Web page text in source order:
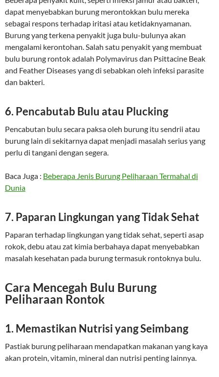
dapat menyebabkan burung merontokkan bulu mereka
sebagai respons terhadap iritasi atau ketidaknyamanan.
Burung yang terkena penyakit juga bulu-bulunya akan
mengalami kerontohan. Salah satu penyakit yang membuat
bulu burung rontok adalah Polymavirus dan Psittacine Beak
and Feather Diseases yang di sebabkan oleh infeksi parasite
dan bakteri.
6. Pencabutab Bulu atau Plucking
Pencabutan bulu secara paksa oleh burung itu sendrii atau
burung lain di sekitarnya dapat menjadi masalah serius yang
perlu di tangani dengan segera.
Baca Juga : Beberapa Jenis Burung Peliharaan Termahal di
Dunia
7. Paparan Lingkungan yang Tidak Sehat
Paparan terhadap lingkungan yang tidak sehat, seperti asap
rokok, debu atau zat kimia berbahaya dapat menyebabkan
masalah kesehatan pada burung termasuk rontoknya bulu.
Cara Mencegah Bulu Burung
Peliharaan Rontok
1. Memastikan Nutrisi yang Seimbang
Pastiak burung peliharaan mendapatkan makanan yang kaya
akan protein, vitamin, mineral dan nutrisi penting lainnya.